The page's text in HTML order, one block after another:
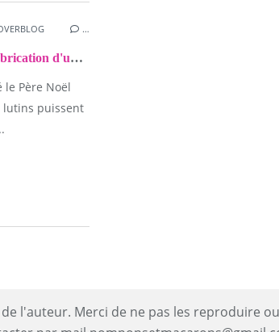
…
La légende des lutins#3: Fabrication d'une Porte Magique pour lutins
Père Noël
lutins puissent
l'auteur. Merci de ne pas les reproduire